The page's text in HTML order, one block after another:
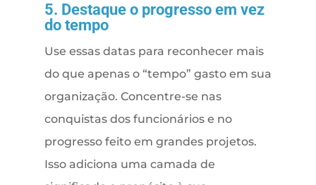
5. Destaque o progresso em vez
do tempo
Use essas datas para reconhecer mais
do que apenas o “tempo” gasto em sua
organização. Concentre-se nas
conquistas dos funcionários e no
progresso feito em grandes projetos.
Isso adiciona uma camada de